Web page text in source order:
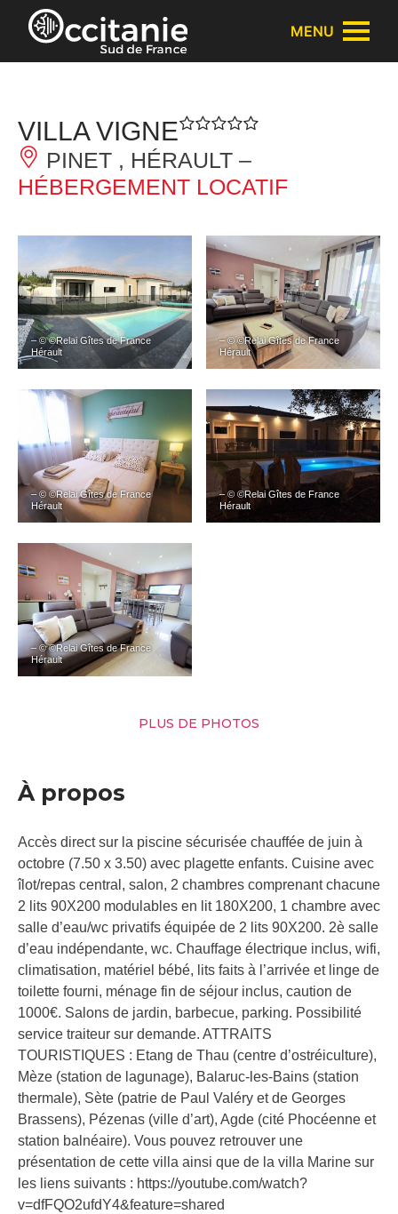
Panneau de gestion des cookies
MENU
VILLA VIGNE
PINET , HÉRAULT –
HÉBERGEMENT LOCATIF
– © ©Relai Gîtes de France
Hérault
– © ©Relai Gîtes de France
Hérault
– © ©Relai Gîtes de France
Hérault
– © ©Relai Gîtes de France
Hérault
– © ©Relai Gîtes de France
Hérault
PLUS DE PHOTOS
À propos
Accès direct sur la piscine sécurisée chauffée de juin à
octobre (7.50 x 3.50) avec plagette enfants. Cuisine avec
îlot/repas central, salon, 2 chambres comprenant chacune
2 lits 90X200 modulables en lit 180X200, 1 chambre avec
salle d’eau/wc privatifs équipée de 2 lits 90X200. 2è salle
d’eau indépendante, wc. Chauffage électrique inclus, wifi,
climatisation, matériel bébé, lits faits à l’arrivée et linge de
toilette fourni, ménage fin de séjour inclus, caution de
1000€. Salons de jardin, barbecue, parking. Possibilité
service traiteur sur demande. ATTRAITS
TOURISTIQUES : Etang de Thau (centre d’ostréiculture),
Mèze (station de lagunage), Balaruc-les-Bains (station
thermale), Sète (patrie de Paul Valéry et de Georges
Brassens), Pézenas (ville d’art), Agde (cité Phocéenne et
station balnéaire). Vous pouvez retrouver une
présentation de cette villa ainsi que de la villa Marine sur
les liens suivants : https://youtube.com/watch?
v=dfFQO2ufdY4&feature=shared